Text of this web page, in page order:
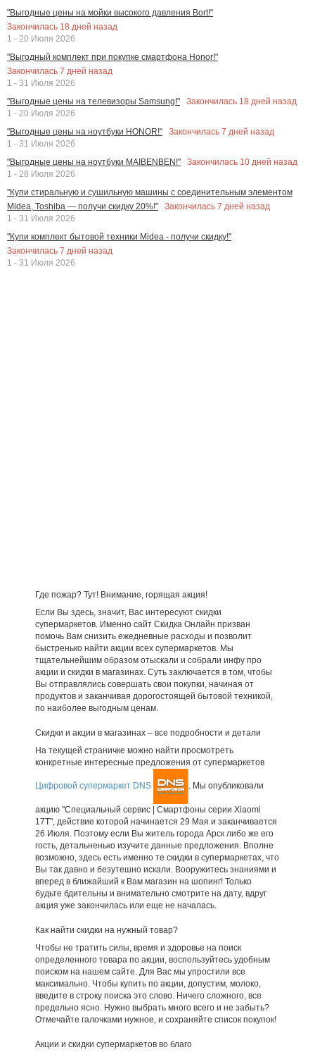
"Выгодные цены на мойки высокого давления Bort!"
Закончилась 18 дней назад
1 - 20 Июля 2026
"Выгодный комплект при покупке смартфона Honor!"
Закончилась 7 дней назад
1 - 31 Июля 2026
"Выгодные цены на телевизоры Samsung!"
Закончилась 18 дней назад
1 - 20 Июля 2026
"Выгодные цены на ноутбуки HONOR!"
Закончилась 7 дней назад
1 - 31 Июля 2026
"Выгодные цены на ноутбуки MAIBENBEN!"
Закончилась 10 дней назад
1 - 28 Июля 2026
"Купи стиральную и сушильную машины с соединительным элементом
Midea, Toshiba — получи скидку 20%!"
Закончилась 7 дней назад
1 - 31 Июля 2026
"Купи комплект бытовой техники Midea - получи скидку!"
Закончилась 7 дней назад
1 - 31 Июля 2026
Где пожар? Тут! Внимание, горящая акция!
Если Вы здесь, значит, Вас интересуют скидки
супермаркетов. Именно сайт Скидка Онлайн призван
помочь Вам снизить ежедневные расходы и позволит
быстренько найти акции всех супермаркетов. Мы
тщательнейшим образом отыскали и собрали инфу про
акции и скидки в магазинах. Суть заключается в том, чтобы
Вы отправлялись совершать свои покупки, начиная от
продуктов и заканчивая дорогостоящей бытовой техникой,
по наиболее выгодным ценам.
Скидки и акции в магазинах – все подробности и детали
На текущей страничке можно найти просмотреть
конкретные интересные предложения от супермаркетов
Цифровой супермаркет DNS . Мы опубликовали
акцию "Специальный сервис | Смартфоны серии Xiaomi
17Т", действие которой начинается 29 Мая и заканчивается
26 Июля. Поэтому если Вы житель города Арск либо же его
гость, детальненько изучите данные предложения. Вполне
возможно, здесь есть именно те скидки в супермаркетах, что
Вы так давно и безутешно искали. Вооружитесь знаниями и
вперед в ближайший к Вам магазин на шопинг! Только
будьте бдительны и внимательно смотрите на дату, вдруг
акция уже закончилась или еще не началась.
Как найти скидки на нужный товар?
Чтобы не тратить силы, время и здоровье на поиск
определенного товара по акции, воспользуйтесь удобным
поиском на нашем сайте. Для Вас мы упростили все
максимально. Чтобы купить по акции, допустим, молоко,
введите в строку поиска это слово. Ничего сложного, все
предельно ясно. Нужно выбрать много всего и не забыть?
Отмечайте галочками нужное, и сохраняйте список покупок!
Акции и скидки супермаркетов во благо